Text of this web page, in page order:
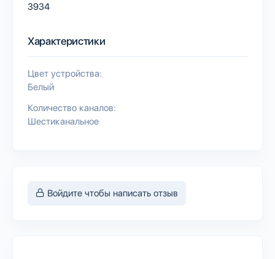
3934
Характеристики
Цвет устройства:
Белый
Количество каналов:
Шестиканальное
Войдите чтобы написать отзыв